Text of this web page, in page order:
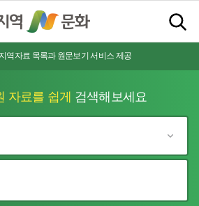
역자료 목록과 원문보기 서비스 제공
자료를 쉽게 검색해보세요